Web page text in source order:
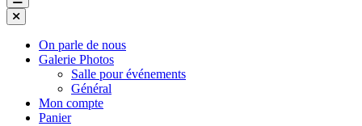
On parle de nous
Galerie Photos
Salle pour événements
Général
Mon compte
Panier